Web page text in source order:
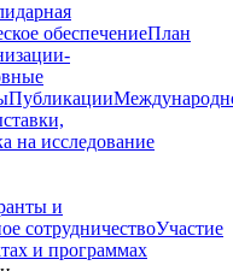
обеспечениеПлан
Публикации
на исследование
и
сотрудничествоУчастие
и программах